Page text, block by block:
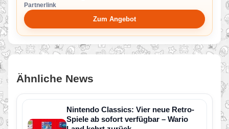
Partnerlink
Zum Angebot
Ähnliche News
Nintendo Classics: Vier neue Retro-
Spiele ab sofort verfügbar – Wario